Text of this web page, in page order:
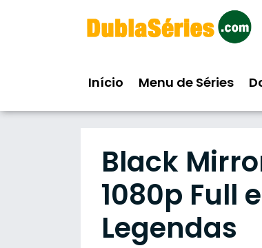
Início Menu de Séries
Black
1080p Full
Legendas